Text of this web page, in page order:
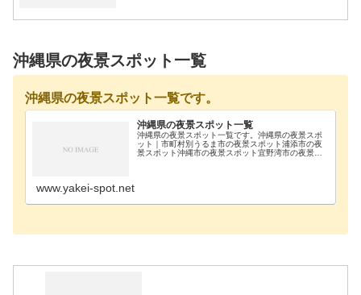
沖縄県の夜景スポット一覧
沖縄県の夜景スポット一覧です。
沖縄県の夜景スポット一覧
沖縄県の夜景スポット一覧です。沖縄県の夜景スポ
ット｜市町村別うるま市の夜景スポット浦添市の夜
景スポット沖縄市の夜景スポット宜野湾市の夜景ス
www.yakei-spot.net